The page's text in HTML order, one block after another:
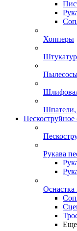
Хопперы
Шпатели,
Пескоструйное
Рукава
Оснастка
Еще